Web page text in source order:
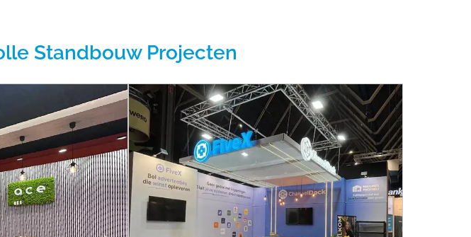
Standbouw Projecten